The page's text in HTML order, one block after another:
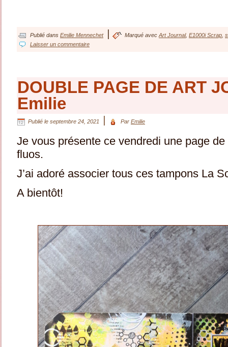
Publié dans Emilie Mennechet Marqué avec Art Journal, E1000i Scrap
Laisser un commentaire
DOUBLE PAGE DE ART
Emilie
Publié le septembre 24, 2021 Par Emilie
Je vous présente ce vendredi une page
fluos.
J’ai adoré associer tous ces tampons La
A bientôt!